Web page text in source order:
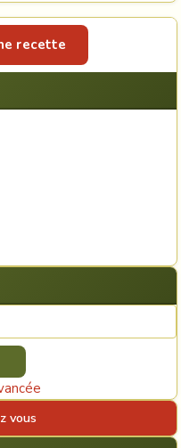
recette
vous